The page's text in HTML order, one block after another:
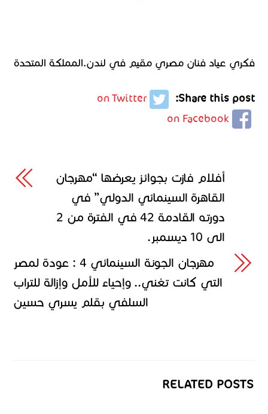
فكري عياد فنان مصري مقيم في لندن.المملكة المتحدة
Share this post:
on Twitter
on Facebook
أفلام فازت بجوائز يعرضها “مهرجان
القاهرة السينمائي الدولي” في
دورته القادمة 42 في الفترة من 2
الى 10 ديسمبر.
مهرجان الجونة السينمائي 4 : عودة لمصر
التي كانت تغني.. وإحياء للأمل وإزالة للتراب
السلفي بقلم يسري حسين
RELATED POSTS